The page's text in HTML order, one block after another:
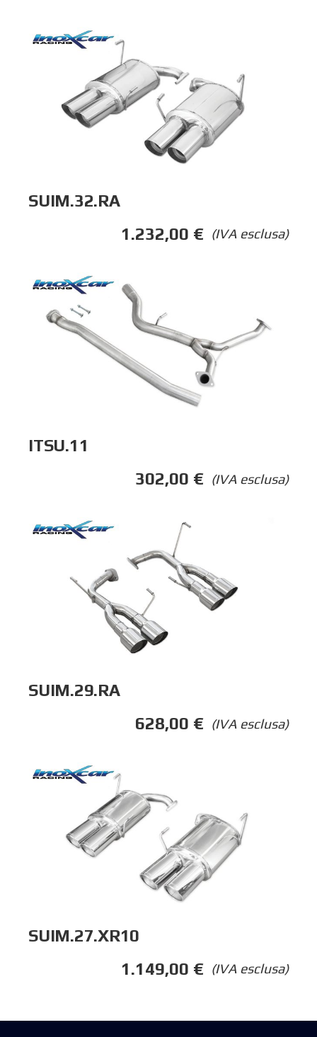
SUIM.32.RA
(IVA esclusa)
1.232,00 €
ITSU.11
(IVA esclusa)
302,00 €
SUIM.29.RA
(IVA esclusa)
628,00 €
SUIM.27.XR10
(IVA esclusa)
1.149,00 €